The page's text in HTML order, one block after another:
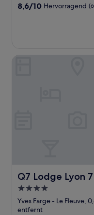
8.6
8,6/10 Hervorragend
Q7 Lodge Lyon 7
Q7 Lodge Lyon 7
4.0-
Sterne-
Unterkunft
Yves Farge - Le Fleuve,
entfernt